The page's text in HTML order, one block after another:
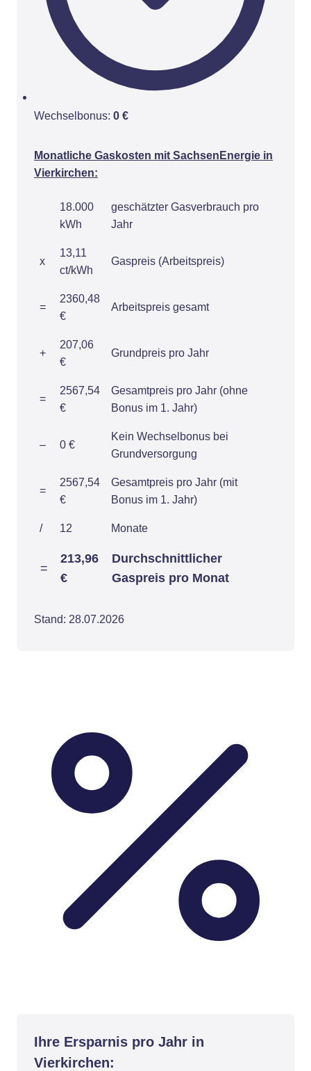
Wechselbonus: 0 €
Monatliche Gaskosten mit SachsenEnergie in
Vierkirchen:
18.000
kWh
geschätzter Gasverbrauch pro
Jahr
x
13,11
ct/kWh
Gaspreis (Arbeitspreis)
=
2360,48
€
Arbeitspreis gesamt
+
207,06
€
Grundpreis pro Jahr
=
2567,54
€
Gesamtpreis pro Jahr (ohne
Bonus im 1. Jahr)
– 0 €
Kein Wechselbonus bei
Grundversorgung
=
2567,54
€
Gesamtpreis pro Jahr (mit
Bonus im 1. Jahr)
/ 12 Monate
=
213,96
€
Durchschnittlicher
Gaspreis pro Monat
Stand: 28.07.2026
Ihre Ersparnis pro Jahr in
Vierkirchen: